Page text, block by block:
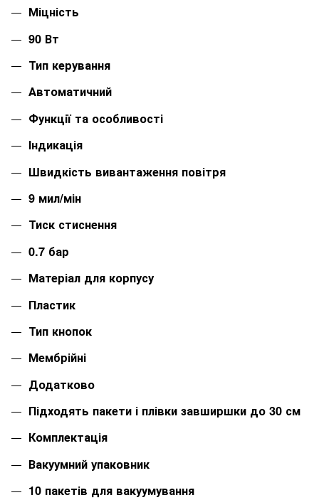
Міцність
90 Вт
Тип керування
Автоматичний
Функції та особливості
Індикація
Швидкість вивантаження повітря
9 мил/мін
Тиск стиснення
0.7 бар
Матеріал для корпусу
Пластик
Тип кнопок
Мембрійні
Додатково
Підходять пакети і плівки завширшки до 30 см
Комплектація
Вакуумний упаковник
10 пакетів для вакуумування